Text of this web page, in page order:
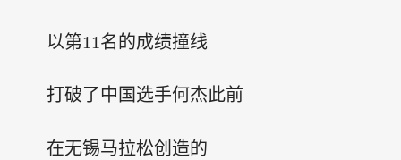
以第11名的成绩撞线
打破了中国选手何杰此前
在无锡马拉松创造的